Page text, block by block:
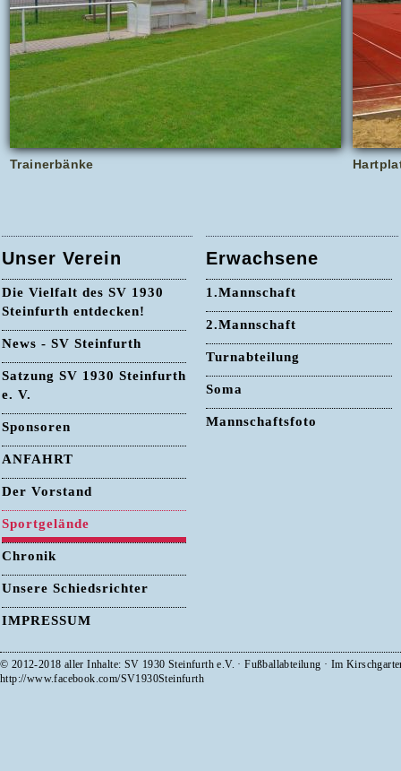
Trainerbänke
Unser Verein
Die Vielfalt des SV 1930
Steinfurth entdecken!
News - SV Steinfurth
Satzung SV 1930 Steinfurth
e. V.
Sponsoren
ANFAHRT
Der Vorstand
Sportgelände
Chronik
Unsere Schiedsrichter
IMPRESSUM
Erwachsene
1.Mannschaft
2.Mannschaft
Turnabteilung
Soma
Mannschaftsfoto
© 2012-2018 aller Inhalte: SV 1930 Steinfurth e.V. · Fußballabteilung · Im
http://www.facebook.com/SV1930Steinfurth